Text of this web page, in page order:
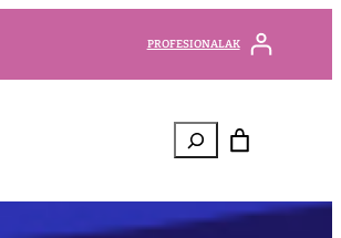
PROFESIONALAK
Bilatu